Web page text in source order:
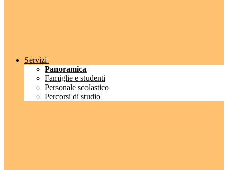
Servizi
Panoramica
Famiglie e studenti
Personale scolastico
Percorsi di studio